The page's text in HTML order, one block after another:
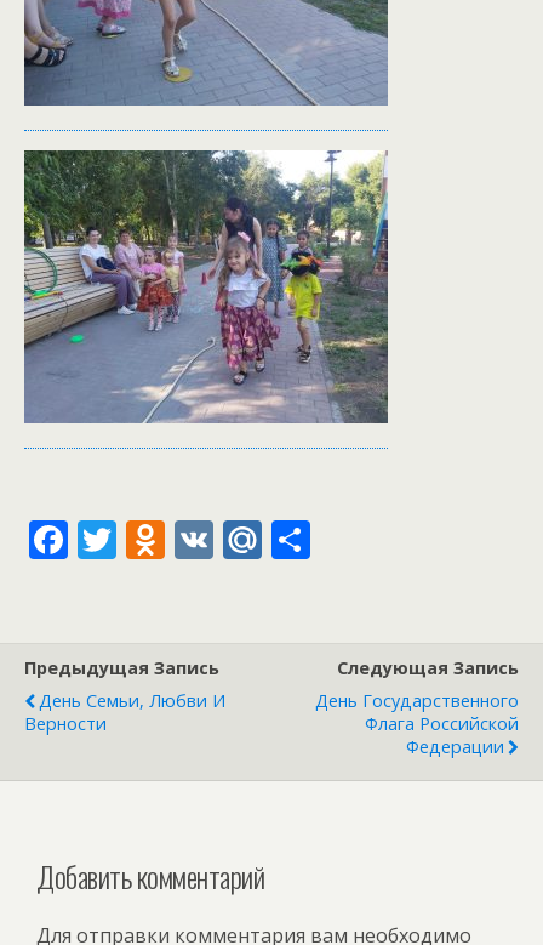
F
b
o
o
k
T
er
O
o
kl
s
V M
а
и
Предыдущая Запись
День Семьи, Любви И
Верности
Следующая Запись
День Государственного
Флага Российской
Федерации
Добавить комментарий
Для отправки комментария вам необходимо